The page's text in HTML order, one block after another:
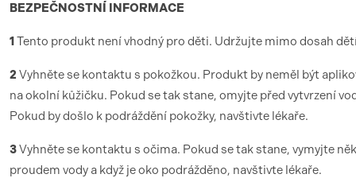
BEZPEČNOSTNÍ INFORMACE
1Tento produkt není vhodný pro děti. Udržujte mimo dosah
2 Vyhněte se kontaktu s pokožkou. Produkt by neměl být
na okolní kůžičku. Pokud se tak stane, omyjte před vytvrzení
Pokud by došlo k podráždění pokožky, navštivte lékaře.
3Vyhněte se kontaktu s očima. Pokud se tak stane, vymyjte
proudem vody a když je oko podrážděno, navštivte lékaře.